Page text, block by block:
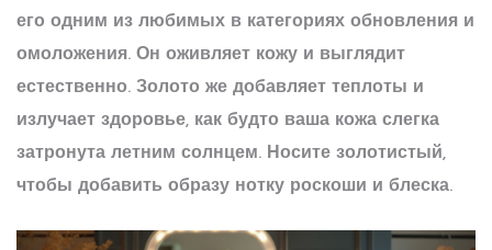
его одним из любимых в категориях обновления и
омоложения. Он оживляет кожу и выглядит
естественно. Золото же добавляет теплоты и
излучает здоровье, как будто ваша кожа слегка
затронута летним солнцем. Носите золотистый,
чтобы добавить образу нотку роскоши и блеска.